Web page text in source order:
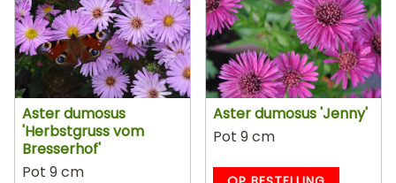
Aster dumosus
'Herbstgruss vom
Bresserhof'
Pot 9 cm
Aster dumosus 'Jenny'
Pot 9 cm